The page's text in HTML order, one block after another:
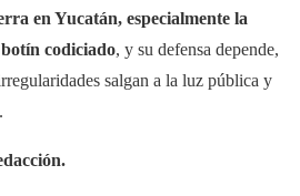
en Yucatán, especialmente la
codiciado, y su defensa depende,
salgan a la luz pública y